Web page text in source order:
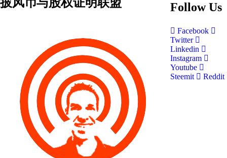
Follow Us
Facebook
Twitter
Linkedin
Instagram
Youtube
Steemit
Reddit